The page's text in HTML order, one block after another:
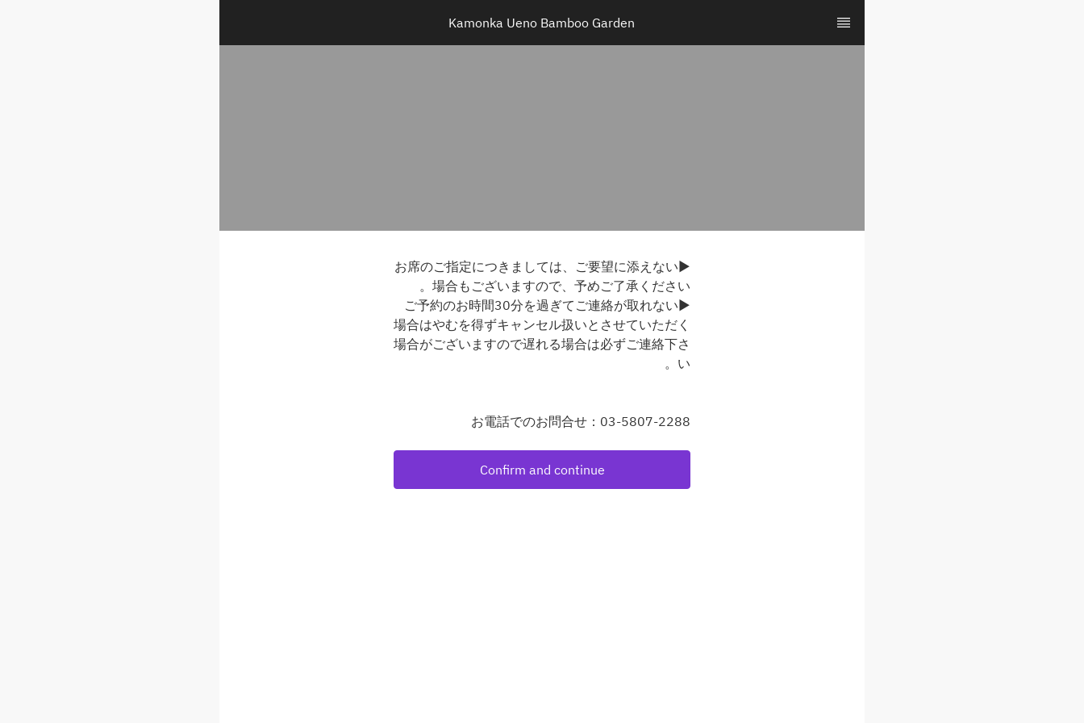
Kamonka Ueno Bamboo Garden
▶お席のご指定につきましては、ご要望に添えない
場合もございますので、予めご了承ください。
▶ご予約のお時間30分を過ぎてご連絡が取れない
場合はやむを得ずキャンセル扱いとさせていただく
場合がございますので遅れる場合は必ずご連絡下さ
い。
お電話でのお問合せ：03-5807-2288
Confirm and continue